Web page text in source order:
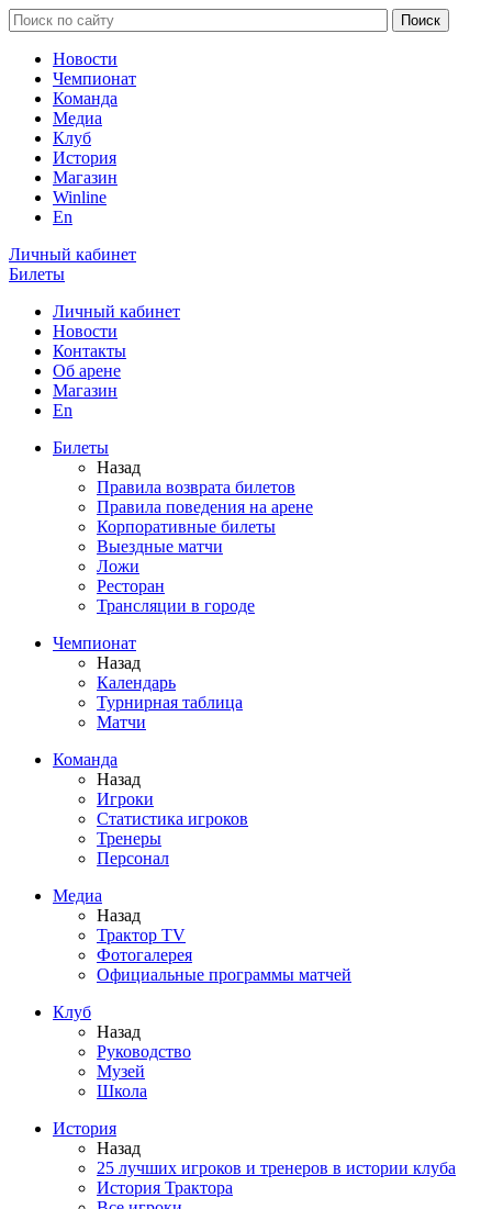
Новости
Чемпионат
Команда
Медиа
Клуб
История
Магазин
Winline
En
Личный кабинет
Билеты
Личный кабинет
Новости
Контакты
Об арене
Магазин
En
Билеты
Назад
Правила возврата билетов
Правила поведения на арене
Корпоративные билеты
Выездные матчи
Ложи
Ресторан
Трансляции в городе
Чемпионат
Назад
Календарь
Турнирная таблица
Матчи
Команда
Назад
Игроки
Статистика игроков
Тренеры
Персонал
Медиа
Назад
Трактор TV
Фотогалерея
Официальные программы матчей
Клуб
Назад
Руководство
Музей
Школа
История
Назад
25 лучших игроков и тренеров в истории клуба
История Трактора